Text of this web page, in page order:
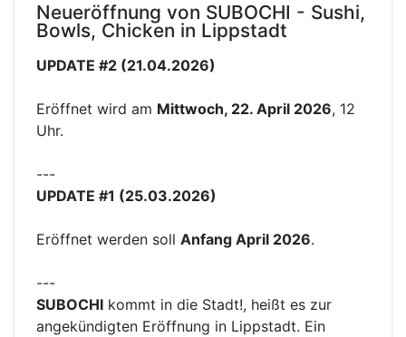
Neueröffnung von SUBOCHI - Sushi,
Bowls, Chicken in Lippstadt
UPDATE #2 (21.04.2026)
Eröffnet wird am Mittwoch, 22. April 2026, 12
Uhr.
---
UPDATE #1 (25.03.2026)
Eröffnet werden soll Anfang April 2026.
---
SUBOCHI kommt in die Stadt!, heißt es zur
angekündigten Eröffnung in Lippstadt. Ein